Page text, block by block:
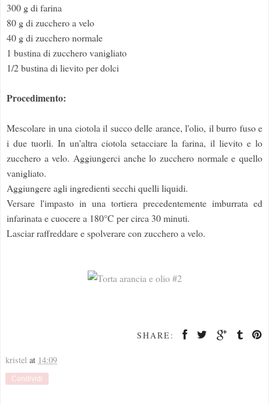
300 g di farina
80 g di zucchero a velo
40 g di zucchero normale
1 bustina di zucchero vanigliato
1/2 bustina di lievito per dolci
Procedimento:
Mescolare in una ciotola il succo delle arance, l'olio, il burro fuso e
i due tuorli. In un'altra ciotola setacciare la farina, il lievito e lo
zucchero a velo. Aggiungerci anche lo zucchero normale e quello
vanigliato.
Aggiungere agli ingredienti secchi quelli liquidi.
Versare l'impasto in una tortiera precedentemente imburrata ed
infarinata e cuocere a 180°C per circa 30 minuti.
Lasciar raffreddare e spolverare con zucchero a velo.
SHARE:
kristel at 14:09
Condividi